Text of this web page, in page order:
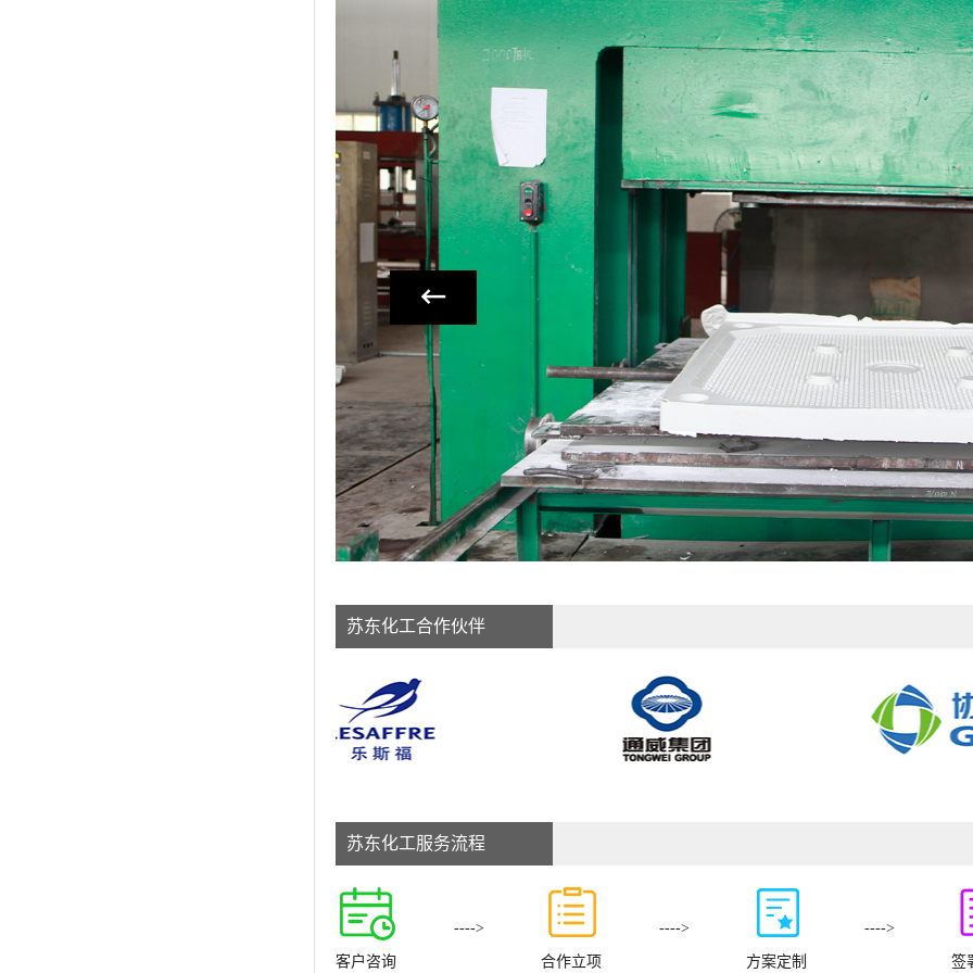
苏东化工合作伙伴
苏东化工服务流程
客户咨询
---->
合作立项
---->
方案定制
---->
签